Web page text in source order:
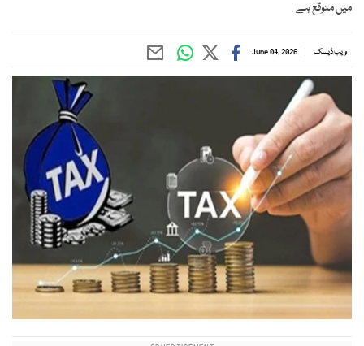
میں متوقع ہے
ویب ڈیسک June 04, 2026